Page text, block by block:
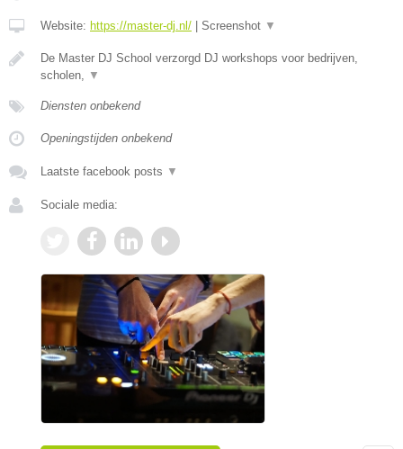
Website: https://master-dj.nl/ Screenshot ▼
De Master DJ School verzorgd DJ workshops voor bedrijven,
scholen,
▼
Diensten onbekend
Openingstijden onbekend
Laatste facebook posts ▼
Sociale media: